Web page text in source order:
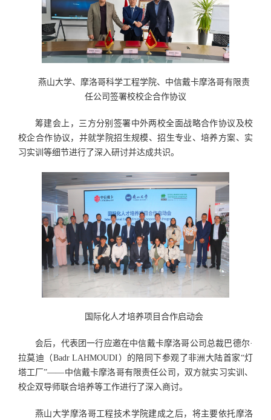
燕山大学、摩洛哥科学工程学院、中信戴卡摩洛哥有限责
任公司签署校校企合作协议
筹建会上，三方分别签署中外两校全面战略合作协议及校
校企合作协议，并就学院招生规模、招生专业、培养方案、实
习实训等细节进行了深入研讨并达成共识。
国际化人才培养项目合作启动会
会后，代表团一行应邀在中信戴卡摩洛哥公司总裁巴德尔·
拉莫迪（Badr LAHMOUDI）的陪同下参观了非洲大陆首家“灯
塔工厂”——中信戴卡摩洛哥有限责任公司，双方就实习实训、
校企双导师联合培养等工作进行了深入商讨。
燕山大学摩洛哥工程技术学院建成之后，将主要依托摩洛